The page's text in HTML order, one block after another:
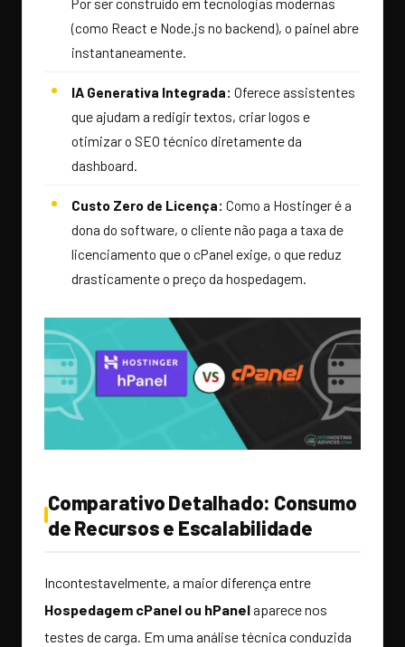
Por ser construído em tecnologias modernas
(como React e Node.js no backend), o painel abre
instantaneamente.
IA Generativa Integrada: Oferece assistentes
que ajudam a redigir textos, criar logos e
otimizar o SEO técnico diretamente da
dashboard.
Custo Zero de Licença: Como a Hostinger é a
dona do software, o cliente não paga a taxa de
licenciamento que o cPanel exige, o que reduz
drasticamente o preço da hospedagem.
Comparativo Detalhado: Consumo
de Recursos e Escalabilidade
Incontestavelmente, a maior diferença entre
Hospedagem cPanel ou hPanelaparece nos
testes de carga. Em uma análise técnica conduzida